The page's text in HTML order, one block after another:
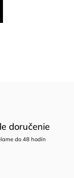
doručenie
do 48 hodín